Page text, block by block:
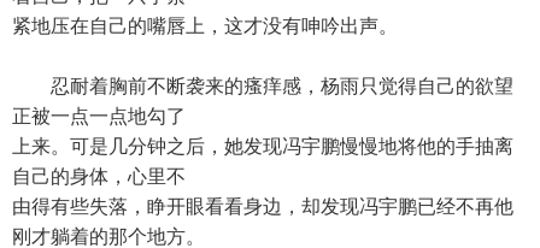
紧地压在自己的嘴唇上，这才没有呻吟出声。
忍耐着胸前不断袭来的瘙痒感，杨雨只觉得自己的欲望
正被一点一点地勾了
上来。可是几分钟之后，她发现冯宇鹏慢慢地将他的手抽离
自己的身体，心里不
由得有些失落，睁开眼看看身边，却发现冯宇鹏已经不再他
刚才躺着的那个地方。